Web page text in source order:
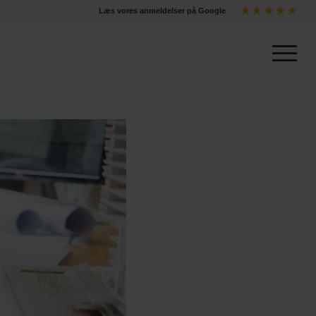
Læs vores anmeldelser på Google